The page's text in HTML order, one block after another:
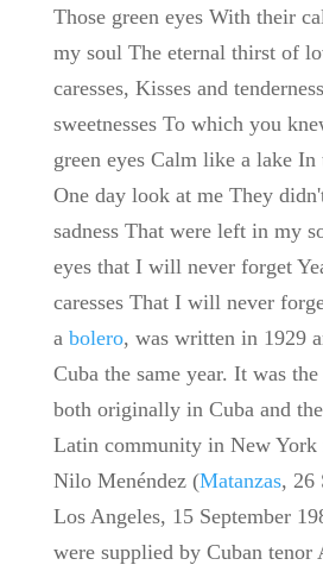
Those green eyes With their
my soul The eternal thirst of
caresses, Kisses and
sweetnesses To which you
green eyes Calm like a lake
One day look at me They
sadness That were left in my
eyes that I will never forget
caresses That I will never
a bolero, was written in 1929
Cuba the same year. It was
both originally in Cuba and
Latin community in New York
Nilo Menéndez (Matanzas, 26
Los Angeles, 15 September
were supplied by Cuban